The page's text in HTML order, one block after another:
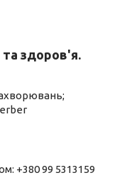
та здоров'я.
+380 99 5313159